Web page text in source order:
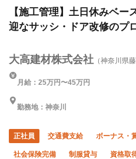
【施工管理】土日休みベ
迎なサッシ・ドア改修のプ
大高建材株式会社 （神奈川県
月給：25万円〜45万円
勤務地：神奈川
正社員 交通費支給 ボーナス・
社会保険完備 制服貸与 資格取